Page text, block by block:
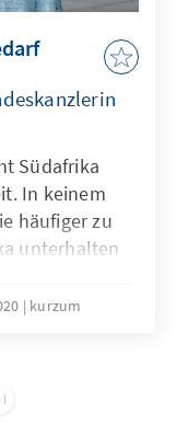
Südafrika
In keinem
häufiger zu
unterhalten
Seit
kurzum